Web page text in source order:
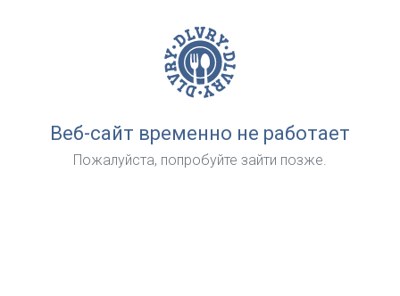
Веб-сайт временно не работает
Пожалуйста, попробуйте зайти позже.